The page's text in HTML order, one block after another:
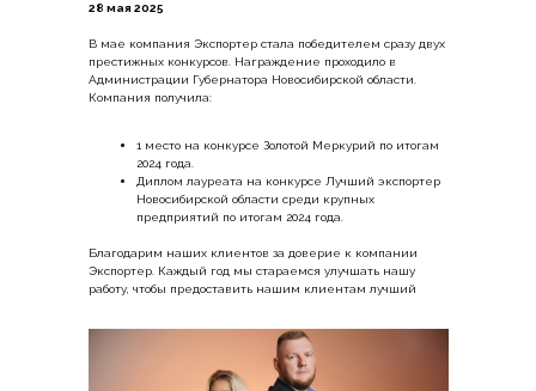
28 мая 2025
В мае компания Экспортер стала победителем сразу двух
престижных конкурсов. Награждение проходило в
Администрации Губернатора Новосибирской области.
Компания получила:
1 место на конкурсе Золотой Меркурий по итогам
2024 года.
Диплом лауреата на конкурсе Лучший экспортер
Новосибирской области среди крупных
предприятий по итогам 2024 года.
Благодарим наших клиентов за доверие к компании
Экспортер. Каждый год мы стараемся улучшать нашу
работу, чтобы предоставить нашим клиентам лучший